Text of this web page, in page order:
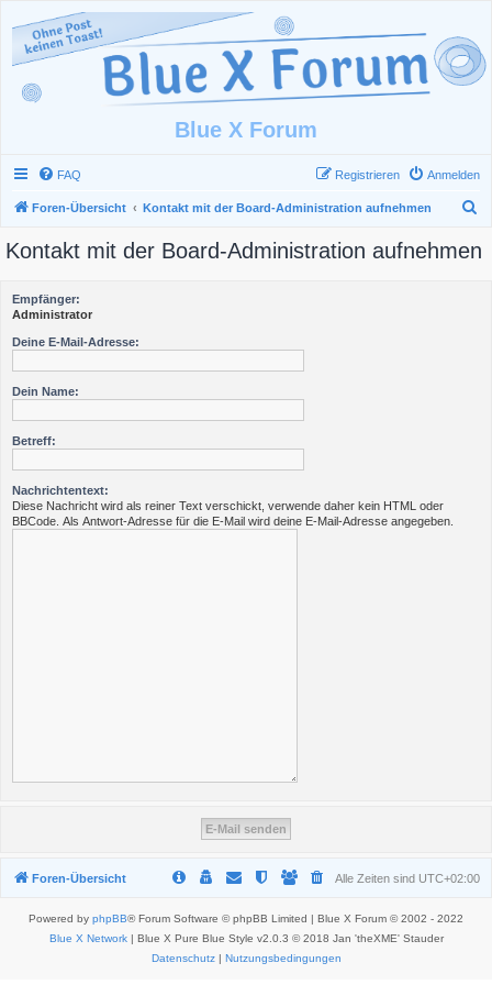
Blue X Forum
FAQ Anmelden
Registrieren
Foren-Übersicht Kontakt mit der Board-Administration aufnehmen
c
Kontakt mit der Board-Administration aufnehmen
Empfänger:
Administrator
Deine E-Mail-Adresse:
Dein Name:
Betreff:
Nachrichtentext:
Diese Nachricht wird als reiner Text verschickt, verwende daher kein HTML oder
BBCode. Als Antwort-Adresse für die E-Mail wird deine E-Mail-Adresse angegeben.
Foren-Übersicht Alle Zeiten sind UTC+02:00
Powered by phpBB® Forum Software © phpBB Limited | Blue X Forum © 2002 - 2022
Blue X Network| Blue X Pure Blue Style v2.0.3 © 2018 Jan 'theXME' Stauder
Datenschutz| Nutzungsbedingungen